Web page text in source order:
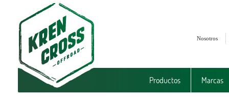
Nosotros
Productos Marcas